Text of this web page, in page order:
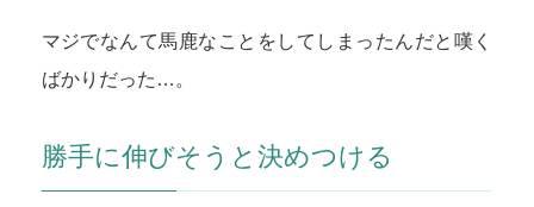
マジでなんて馬鹿なことをしてしまったんだと嘆く
ばかりだった…。
勝手に伸びそうと決めつける